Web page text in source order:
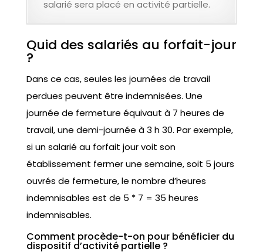
salarié sera placé en activité partielle.
Quid des salariés au forfait-jour
?
Dans ce cas, seules les journées de travail
perdues peuvent être indemnisées. Une
journée de fermeture équivaut à 7 heures de
travail, une demi-journée à 3 h 30. Par exemple,
si un salarié au forfait jour voit son
établissement fermer une semaine, soit 5 jours
ouvrés de fermeture, le nombre d’heures
indemnisables est de 5 * 7 = 35 heures
indemnisables.
Comment procède-t-on pour bénéficier du
dispositif d’activité partielle ?